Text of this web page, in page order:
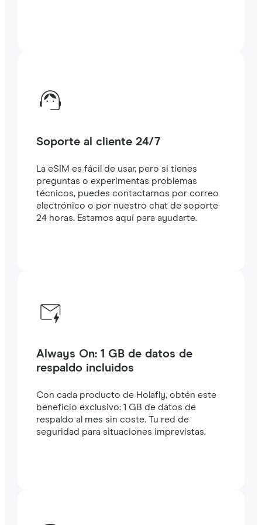
Soporte al cliente 24/7
La eSIM es fácil de usar, pero si tienes
preguntas o experimentas problemas
técnicos, puedes contactarnos por correo
electrónico o por nuestro chat de soporte
24 horas. Estamos aquí para ayudarte.
Always On: 1 GB de datos de
respaldo incluidos
Con cada producto de Holafly, obtén este
beneficio exclusivo: 1 GB de datos de
respaldo al mes sin coste. Tu red de
seguridad para situaciones imprevistas.